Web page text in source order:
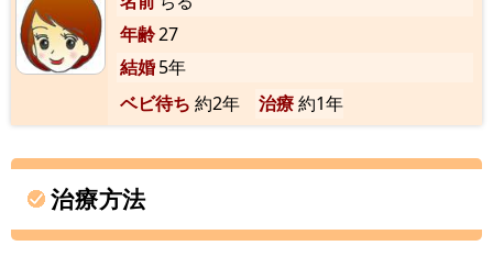
年齢27
結婚5年
ベビ待ち 約2年 治療約1年
治療方法